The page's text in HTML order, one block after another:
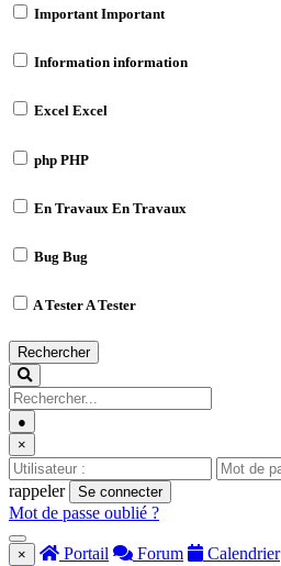
ImportantImportant
Information information
Excel Excel
php PHP
En Travaux En Travaux
Bug Bug
A TesterA Tester
Rechercher
●
×
rappeler
Se connecter
Mot de passe oublié ?
× Portail Forum Calendrier